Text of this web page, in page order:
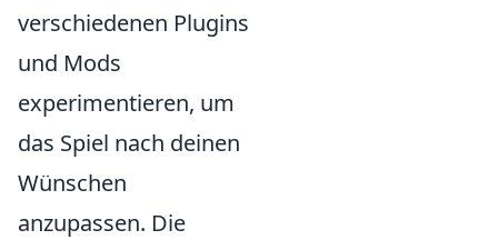
verschiedenen Plugins
und Mods
experimentieren, um
das Spiel nach deinen
Wünschen
anzupassen. Die